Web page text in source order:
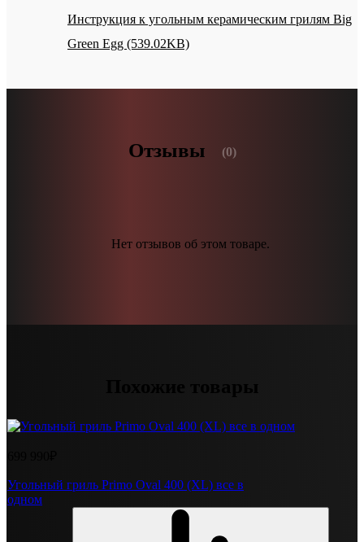
Инструкция к угольным керамическим грилям Big
Green Egg (539.02KB)
Отзывы (0)
Нет отзывов об этом товаре.
Угольный гриль Primo Oval 400 (XL) все в
одном